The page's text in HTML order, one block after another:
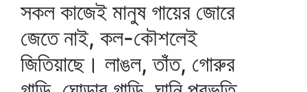
সকল কাজেই মানুষ গায়ের জোরে
জেতে নাই, কল-কৌশলেই
জিতিয়াছে। লাঙল, তাঁত, গোরুর